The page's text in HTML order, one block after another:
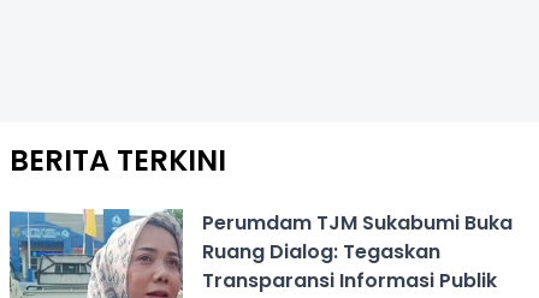
BERITA TERKINI
Perumdam TJM Sukabumi Buka
Ruang Dialog: Tegaskan
Transparansi Informasi Publik